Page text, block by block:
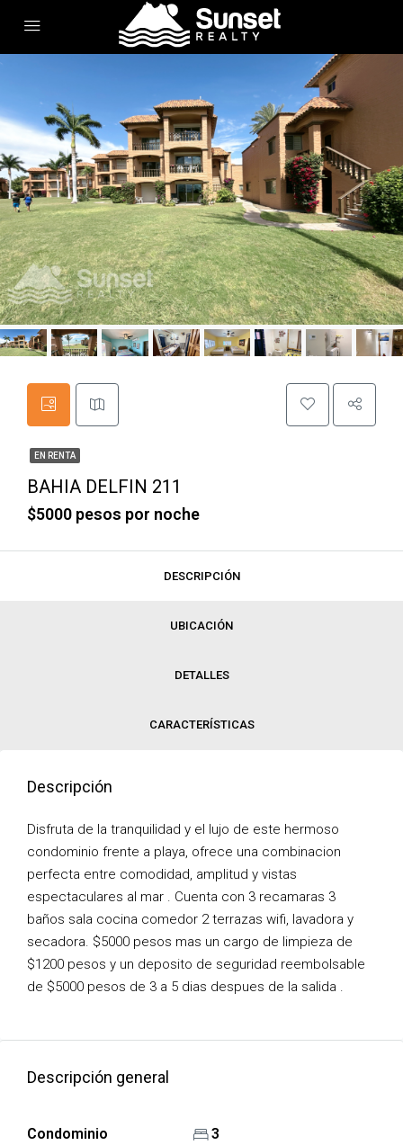
EN RENTA
BAHIA DELFIN 211
$5000 pesos por noche
DESCRIPCIÓN
UBICACIÓN
DETALLES
CARACTERÍSTICAS
Descripción
Disfruta de la tranquilidad y el lujo de este hermoso
condominio frente a playa, ofrece una combinacion
perfecta entre comodidad, amplitud y vistas
espectaculares al mar . Cuenta con 3 recamaras 3
baños sala cocina comedor 2 terrazas wifi, lavadora y
secadora. $5000 pesos mas un cargo de limpieza de
$1200 pesos y un deposito de seguridad reembolsable
de $5000 pesos de 3 a 5 dias despues de la salida .
Descripción general
Condominio 3